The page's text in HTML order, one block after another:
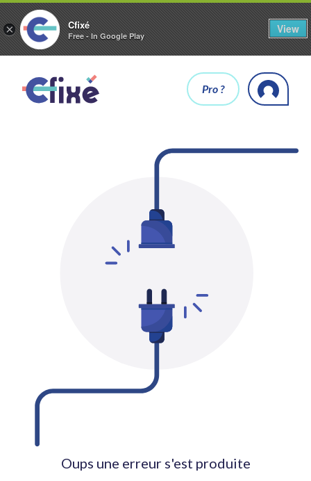
× Cfixé
Free - In Google Play
View
Pro ?
Oups une erreur s'est produite